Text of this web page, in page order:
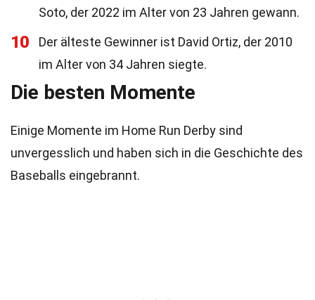
Soto, der 2022 im Alter von 23 Jahren gewann.
10
Der älteste Gewinner ist David Ortiz, der 2010
im Alter von 34 Jahren siegte.
Die besten Momente
Einige Momente im Home Run Derby sind
unvergesslich und haben sich in die Geschichte des
Baseballs eingebrannt.